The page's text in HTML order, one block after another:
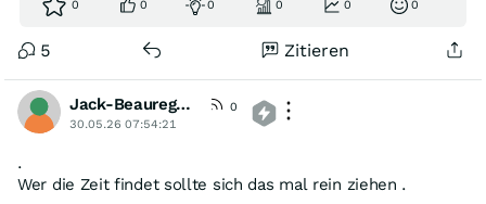
0 0 0 0 0 0
5 Zitieren
Jack-Beauregard
0
30.05.26 07:54:21
.
Wer die Zeit findet sollte sich das mal rein ziehen .